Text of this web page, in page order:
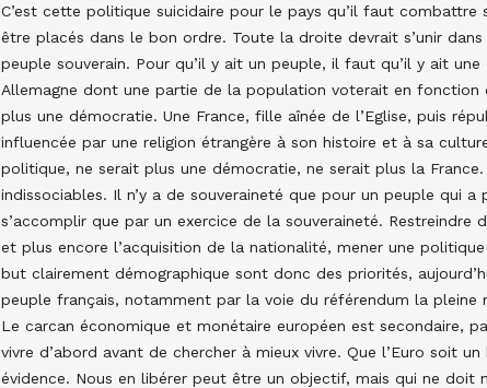
C’est cette politique suicidaire pour le pays qu’il faut
être placés dans le bon ordre. Toute la droite devrait s’unir
peuple souverain. Pour qu’il y ait un peuple, il faut qu’il y ait
Allemagne dont une partie de la population voterait en fonction
plus une démocratie. Une France, fille aînée de l’Eglise, puis
influencée par une religion étrangère à son histoire et à sa
politique, ne serait plus une démocratie, ne serait plus la
indissociables. Il n’y a de souveraineté que pour un peuple qui
s’accomplir que par un exercice de la souveraineté. Restreindre
et plus encore l’acquisition de la nationalité, mener une
but clairement démographique sont donc des priorités,
peuple français, notamment par la voie du référendum la pleine
Le carcan économique et monétaire européen est secondaire,
vivre d’abord avant de chercher à mieux vivre. Que l’Euro soit
évidence. Nous en libérer peut être un objectif, mais qui ne doit